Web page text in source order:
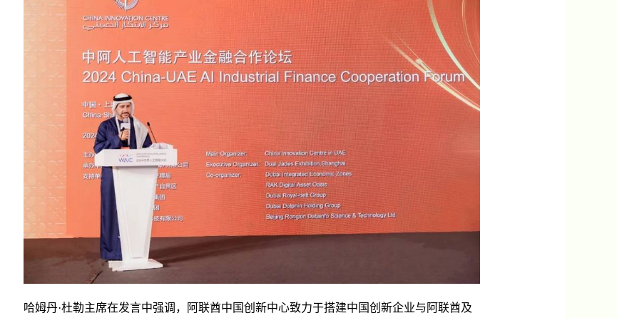
哈姆丹·杜勒主席在发言中强调，阿联酋中国创新中心致力于搭建中国创新企业与阿联酋及